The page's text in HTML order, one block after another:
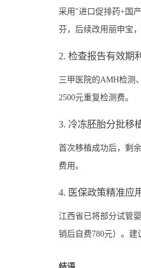
采用"进口促排药+国
芬，后续改用丽申宝
2. 检查报告有效期
三甲医院的AMH检测
2500元重复检测费。
3. 冷冻胚胎分批移
首次移植成功后，剩
费用。
4. 医保政策精准应
江西省已将部分试管
销后自费780元）。建